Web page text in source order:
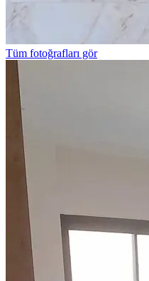
Tüm fotoğrafları gör